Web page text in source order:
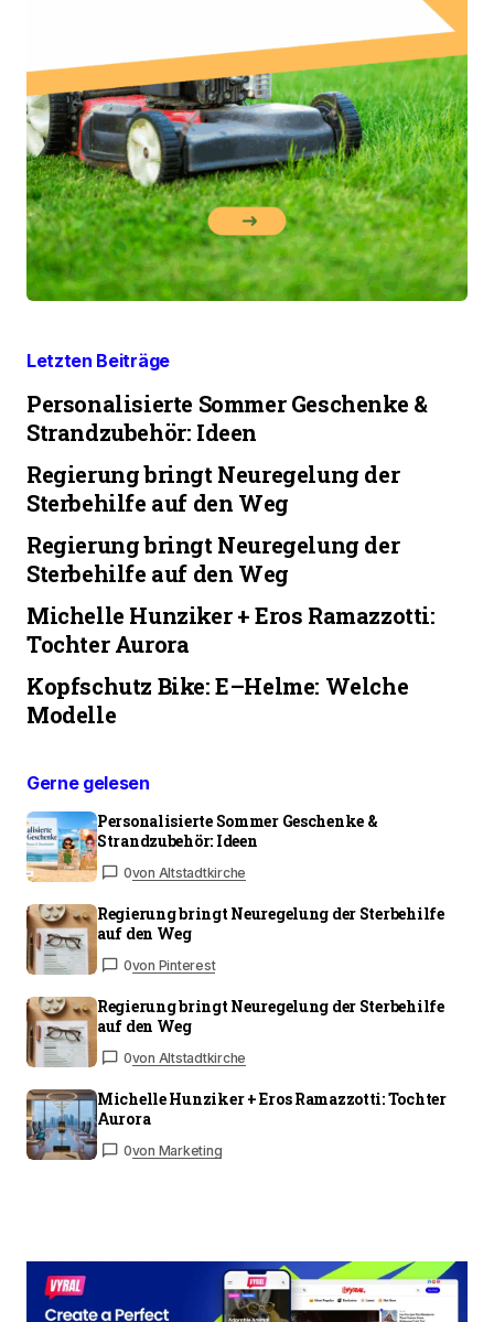
Letzten Beiträge
Personalisierte Sommer Geschenke &
Strandzubehör: Ideen
Regierung bringt Neuregelung der
Sterbehilfe auf den Weg
Regierung bringt Neuregelung der
Sterbehilfe auf den Weg
Michelle Hunziker + Eros Ramazzotti:
Tochter Aurora
Kopfschutz Bike: E–Helme: Welche
Modelle
Gerne gelesen
Personalisierte Sommer Geschenke &
Strandzubehör: Ideen
0von Altstadtkirche
Regierung bringt Neuregelung der Sterbehilfe
auf den Weg
0von Pinterest
Regierung bringt Neuregelung der Sterbehilfe
auf den Weg
0von Altstadtkirche
Michelle Hunziker + Eros Ramazzotti: Tochter
Aurora
0von Marketing